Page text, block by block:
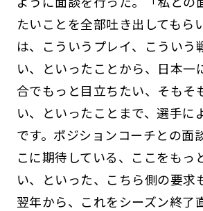
たいことを全部吐き出してもら
は、こういうプレイ、こういう
い、といったことから、日本一
合でもっと目立ちたい、そもそ
い、といったことまで、選手に
です。ポジションコーチとの面
こに期待している、ここをもっ
い、といった、こちら側の要求
翌年から、これをシーズン終了